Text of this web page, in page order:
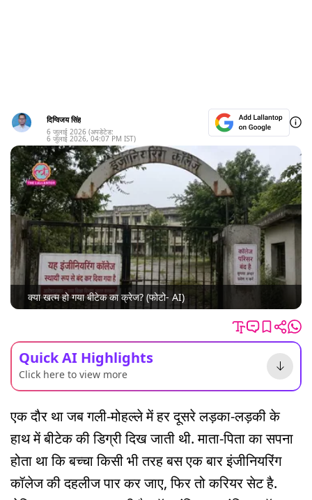
दिग्विजय सिंह
6 जुलाई 2026 (अपडेटेड:
6 जुलाई 2026, 04:07 PM IST)
क्या खत्म हो गया बीटेक का क्रेज? (फोटो- AI)
Quick AI Highlights
Click here to view more
एक दौर था जब गली-मोहल्ले में हर दूसरे लड़का-लड़की के
हाथ में बीटेक की डिग्री दिख जाती थी. माता-पिता का सपना
होता था कि बच्चा किसी भी तरह बस एक बार इंजीनियरिंग
कॉलेज की दहलीज पार कर जाए, फिर तो करियर सेट है.